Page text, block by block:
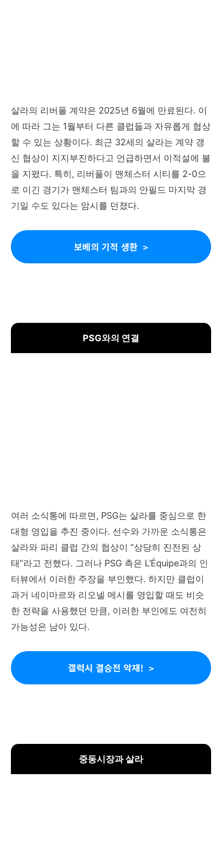
살라의 리버풀 계약은 2025년 6월에 만료된다. 이
에 따라 그는 1월부터 다른 클럽들과 자유롭게 협상
할 수 있는 상황이다. 최근 32세의 살라는 계약 갱
신 협상이 지지부진하다고 언급하면서 이적설에 불
을 지폈다. 특히, 리버풀이 맨체스터 시티를 2-0으
로 이긴 경기가 맨체스터 팀과의 안필드 마지막 경
기일 수도 있다는 암시를 던졌다.
보베의 기적 생환
PSG와의 연결
여러 소식통에 따르면, PSG는 살라를 중심으로 한
대형 영입을 추진 중이다. 선수와 가까운 소식통은
살라와 파리 클럽 간의 협상이 “상당히 진전된 상
태”라고 전했다. 그러나 PSG 측은 L’Équipe과의 인
터뷰에서 이러한 주장을 부인했다. 하지만 클럽이
과거 네이마르와 리오넬 메시를 영입할 때도 비슷
한 전략을 사용했던 만큼, 이러한 부인에도 여전히
가능성은 남아 있다.
갤럭시 결승전 악재!
중동시장과 살라